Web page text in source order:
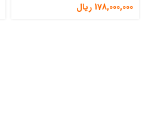
178,000,000 ریال